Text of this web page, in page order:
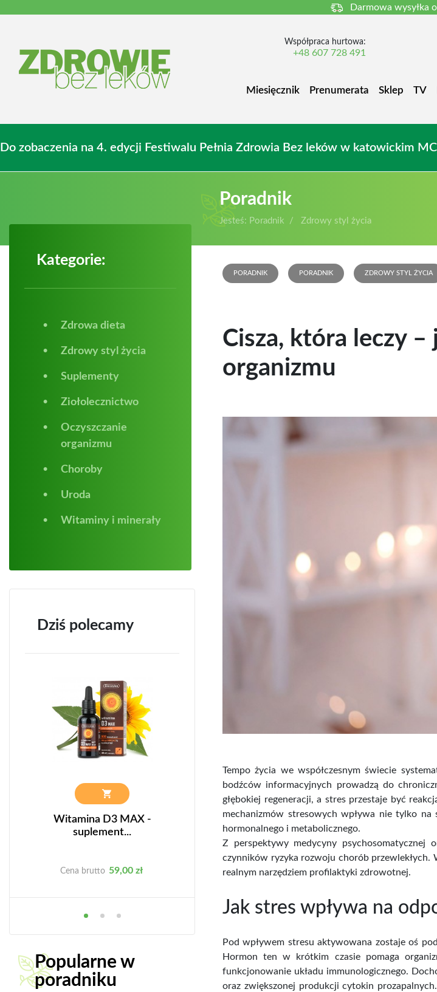
Darmowa wysyłka
Współpraca hurtowa:
+48 607 728 491
Miesięcznik Prenumerata Sklep TV
Do zobaczenia na 4. edycji Festiwalu Pełnia Zdrowia Bez leków w katowickim
Poradnik
Jesteś: Poradnik Zdrowy styl życia
Kategorie:
Zdrowa dieta
Zdrowy styl życia
Suplementy
Ziołolecznictwo
Oczyszczanie
organizmu
Choroby
Uroda
Witaminy i minerały
Dziś polecamy
Witamina D3 MAX -
suplement...
Cena brutto Cena
59,00 zł
Jak samodzielnie usunąć
z...
Cena brutto Cena
44,40 zł
PURAM
Cena brutto
Popularne w
poradniku
PORADNIK PORADNIK ZDROWY STYL ŻYCIA
Cisza, która leczy
organizmu
Tempo życia we współczesnym świecie
bodźców informacyjnych prowadzą do
głębokiej regeneracji, a stres przestaje być
mechanizmów stresowych wpływa nie tylko na
hormonalnego i metabolicznego.
Z perspektywy medycyny psychosomatycznej
czynników ryzyka rozwoju chorób przewlekłych.
realnym narzędziem profilaktyki zdrowotnej.
Jak stres wpływa na
Pod wpływem stresu aktywowana zostaje oś
Hormon ten w krótkim czasie pomaga
funkcjonowanie układu immunologicznego.
oraz zwiększonej produkcji cytokin